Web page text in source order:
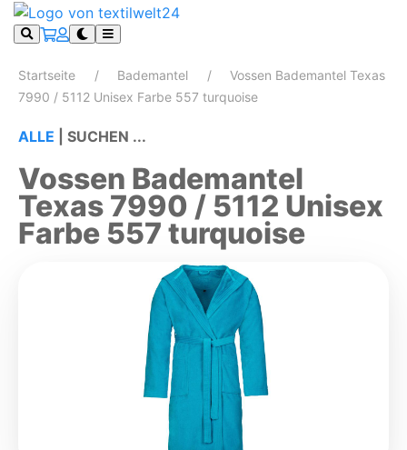
Startseite Bademantel
Vossen Bademantel Texas
7990 / 5112 Unisex Farbe 557 turquoise
ALLE SUCHEN ...
Vossen Bademantel
Texas 7990 / 5112 Unisex
Farbe 557 turquoise